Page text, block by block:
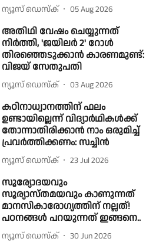
ന്യൂസ് ഡെസ്ക് 05 Aug 2026
അതിഥി വേഷം ചെയ്യുന്നത്
നിർത്തി, 'ജയിലർ 2' റോൾ
തിരഞ്ഞെടുക്കാൻ കാരണമുണ്ട്:
വിജയ് സേതുപതി
ന്യൂസ് ഡെസ്ക് 03 Aug 2026
കഠിനാധ്വാനത്തിന് ഫലം
ഉണ്ടായില്ലെന്ന് വിദ്യാര്‍ഥികള്‍ക്ക്
തോന്നാതിരിക്കാന്‍ നാം ഒരുമിച്ച്
പ്രവര്‍ത്തിക്കണം: സച്ചിന്‍
ന്യൂസ് ഡെസ്ക് 23 Jul 2026
സൂര്യോദയവും
സൂര്യാസ്തമയവും കാണുന്നത്
മാനസികാരോഗ്യത്തിന് നല്ലത്!
പഠനങ്ങൾ പറയുന്നത് ഇങ്ങനെ..
ന്യൂസ് ഡെസ്ക് 30 Jun 2026